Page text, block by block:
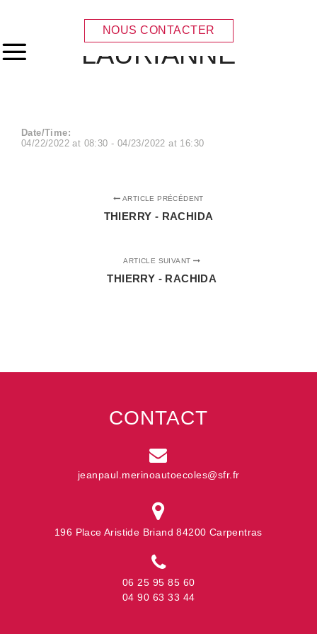
Menu principal
NOUS CONTACTER
THIERRY –
LAURIANNE
Date/Time:
04/22/2022 at 08:30 - 04/23/2022 at 16:30
ARTICLE PRÉCÉDENT
THIERRY - RACHIDA
ARTICLE SUIVANT
THIERRY - RACHIDA
CONTACT
jeanpaul.merinoautoecoles@sfr.fr
196 Place Aristide Briand 84200 Carpentras
06 25 95 85 60
04 90 63 33 44